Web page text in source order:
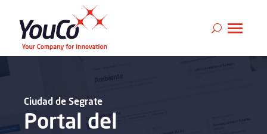
Portal del
Ciudad de Segrate